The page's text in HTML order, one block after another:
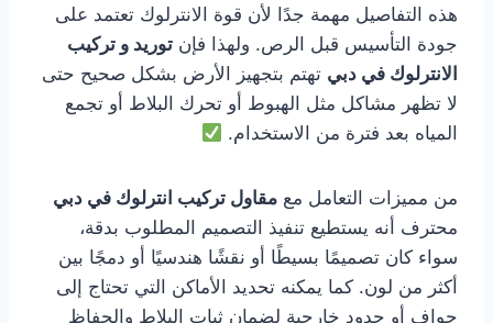
هذه التفاصيل مهمة جدًا لأن قوة الانترلوك تعتمد على
جودة التأسيس قبل الرص. ولهذا فإن توريد و تركيب
الانترلوك في دبي تهتم بتجهيز الأرض بشكل صحيح حتى
لا تظهر مشاكل مثل الهبوط أو تحرك البلاط أو تجمع
المياه بعد فترة من الاستخدام.
من مميزات التعامل مع مقاول تركيب انترلوك في دبي
محترف أنه يستطيع تنفيذ التصميم المطلوب بدقة،
سواء كان تصميمًا بسيطًا أو نقشًا هندسيًا أو دمجًا بين
أكثر من لون. كما يمكنه تحديد الأماكن التي تحتاج إلى
حواف أو حدود خارجية لضمان ثبات البلاط والحفاظ